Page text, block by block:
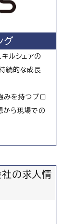
グ
ルシェアの
続的な成長
みを持つプロ
から現場での
社の求人情